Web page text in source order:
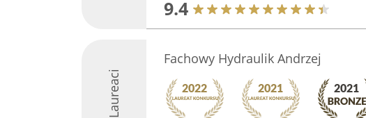
9.4
Laureaci
Fachowy Hydraulik Andrzej